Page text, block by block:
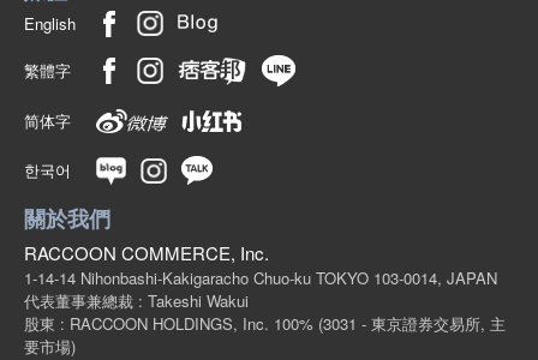
English
繁體字
简体字
한국어
關於我們
RACCOON COMMERCE, Inc.
1-14-14 Nihonbashi-Kakigaracho Chuo-ku TOKYO 103-0014, JAPAN
代表董事兼總裁 : Takeshi Wakui
股東 : RACCOON HOLDINGS, Inc. 100% (3031 - 東京證券交易所, 主
要市場)